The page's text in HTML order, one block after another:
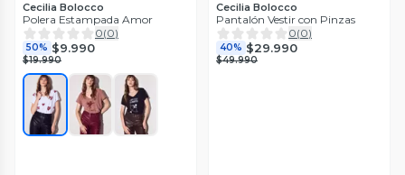
Cecilia Bolocco
Polera Estampada Amor
0(0)
50% $9.990
$19.990
Cecilia Bolocco
Pantalón Vestir con Pinzas
0(0)
40% $29.990
$49.990